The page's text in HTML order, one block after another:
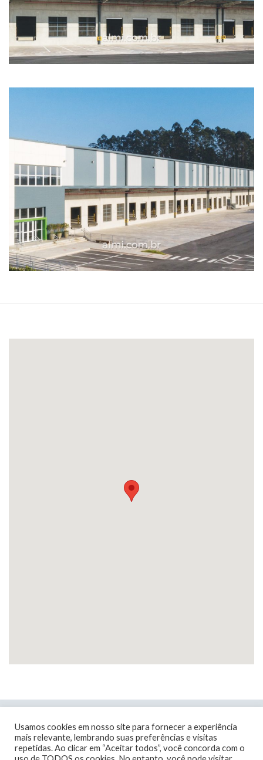
Usamos cookies em nosso site para fornecer a experiência
mais relevante, lembrando suas preferências e visitas
repetidas. Ao clicar em “Aceitar todos”, você concorda com o